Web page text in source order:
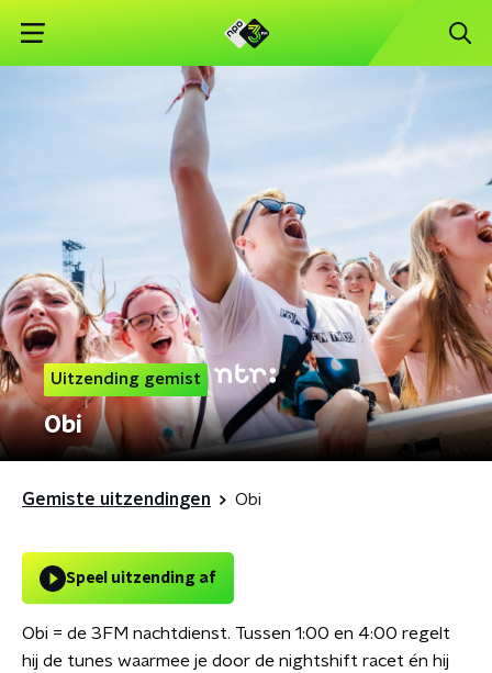
Uitzending gemist
Obi
Gemiste uitzendingen Obi
Speel uitzending af
Obi = de 3FM nachtdienst. Tussen 1:00 en 4:00 regelt
hij de tunes waarmee je door de nightshift racet én hij